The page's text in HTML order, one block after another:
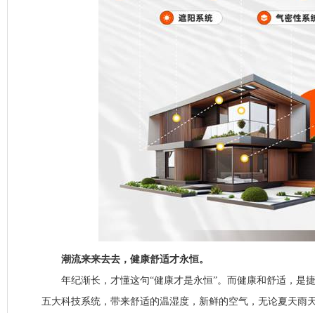
潮流来来去去，健康舒适才永恒。
年纪渐长，才懂这句“健康才是永恒”。而健康和舒适，是
五大科技系统，带来舒适的温湿度，新鲜的空气，无论夏天雨